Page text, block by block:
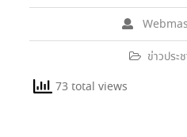
ข่าวปร
73 total views